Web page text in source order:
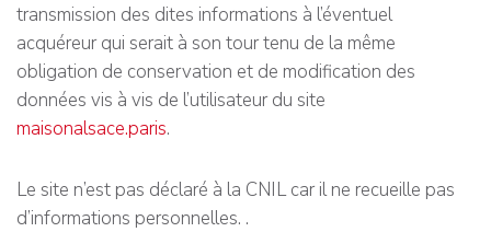
transmission des dites informations à l’éventuel
acquéreur qui serait à son tour tenu de la même
obligation de conservation et de modification des
données vis à vis de l’utilisateur du site
maisonalsace.paris.
Le site n’est pas déclaré à la CNIL car il ne recueille pas
d’informations personnelles. .